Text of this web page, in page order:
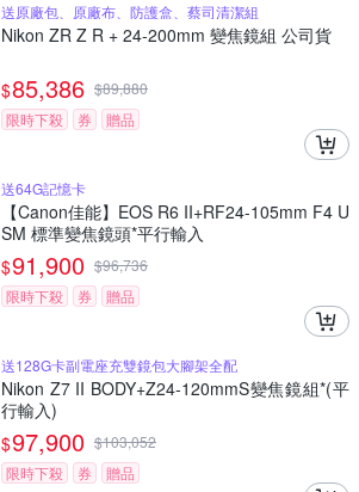
送原廠包、原廠布、防護盒、蔡司清潔組
Nikon ZR Z R + 24-200mm 變焦鏡組 公司貨
$85,386 $89,880
限時下殺
券 贈品
送64G記憶卡
【Canon佳能】EOS R6 II+RF24-105mm F4 U
SM 標準變焦鏡頭*平行輸入
$91,900 $96,736
限時下殺
券 贈品
送128G卡副電座充雙鏡包大腳架全配
Nikon Z7 II BODY+Z24-120mmS變焦鏡組*(平
行輸入)
$97,900 $103,052
限時下殺
券 贈品